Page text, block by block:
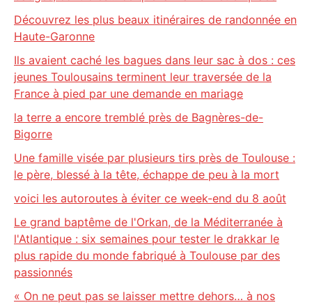
Découvrez les plus beaux itinéraires de randonnée en
Haute-Garonne
Ils avaient caché les bagues dans leur sac à dos : ces
jeunes Toulousains terminent leur traversée de la
France à pied par une demande en mariage
la terre a encore tremblé près de Bagnères-de-
Bigorre
Une famille visée par plusieurs tirs près de Toulouse :
le père, blessé à la tête, échappe de peu à la mort
voici les autoroutes à éviter ce week-end du 8 août
Le grand baptême de l'Orkan, de la Méditerranée à
l'Atlantique : six semaines pour tester le drakkar le
plus rapide du monde fabriqué à Toulouse par des
passionnés
« On ne peut pas se laisser mettre dehors… à nos